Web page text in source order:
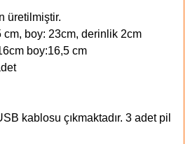
üretilmiştir.
cm, boy: 23cm, derinlik 2cm
boy:16,5 cm
kablosu çıkmaktadır. 3 adet pil